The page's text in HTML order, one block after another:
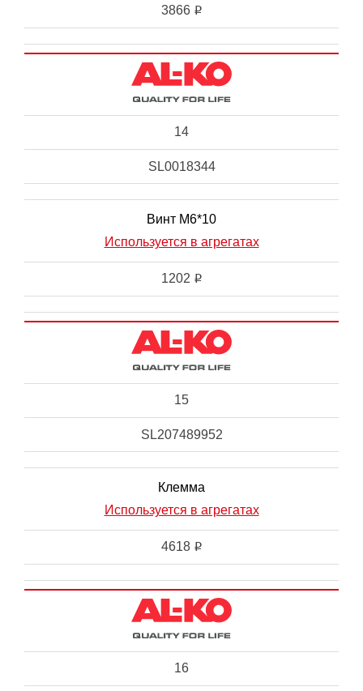
3866 i
14
SL0018344
Винт М6*10
Используется в агрегатах
1202 i
15
SL207489952
Клемма
Используется в агрегатах
4618 i
16